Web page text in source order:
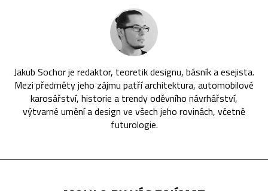
Jakub Sochor je redaktor, teoretik designu, básník a esejista.
Mezi předměty jeho zájmu patří architektura, automobilové
karosářství, historie a trendy oděvního návrhářství,
výtvarné umění a design ve všech jeho rovinách, včetně
futurologie.